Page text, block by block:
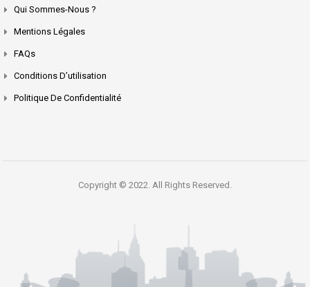
Qui Sommes-Nous ?
Mentions Légales
FAQs
Conditions D’utilisation
Politique De Confidentialité
Copyright © 2022. All Rights Reserved.